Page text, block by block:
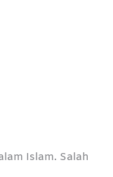
Islam. Salah